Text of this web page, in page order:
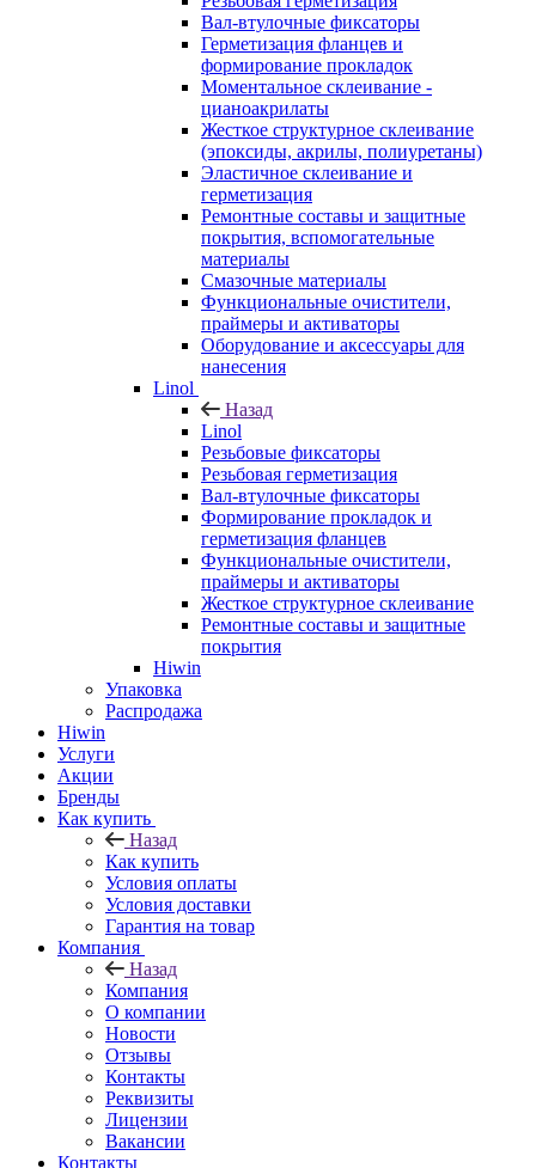
Вал-втулочные фиксаторы
Герметизация фланцев и
формирование прокладок
Моментальное склеивание -
цианоакрилаты
Жесткое структурное склеивание
(эпоксиды, акрилы, полиуретаны)
Эластичное склеивание и
герметизация
Ремонтные составы и защитные
покрытия, вспомогательные
материалы
Смазочные материалы
Функциональные очистители,
праймеры и активаторы
Оборудование и аксессуары для
нанесения
Linol
Назад
Linol
Резьбовые фиксаторы
Резьбовая герметизация
Вал-втулочные фиксаторы
Формирование прокладок и
герметизация фланцев
Функциональные очистители,
праймеры и активаторы
Жесткое структурное склеивание
Ремонтные составы и защитные
покрытия
Hiwin
Упаковка
Распродажа
Hiwin
Услуги
Акции
Бренды
Как купить
Назад
Как купить
Условия оплаты
Условия доставки
Гарантия на товар
Компания
Назад
Компания
О компании
Новости
Отзывы
Контакты
Реквизиты
Лицензии
Вакансии
Контакты